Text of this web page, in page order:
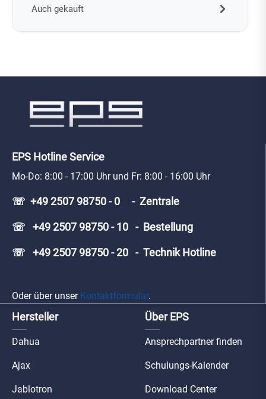
Auch gekauft
EPS Hotline Service
Mo-Do: 8:00 - 17:00 Uhr und Fr: 8:00 - 16:00 Uhr
☏ +49 2507 98750 - 0 - Zentrale
☏ +49 2507 98750 - 10 - Bestellung
☏ +49 2507 98750 - 20 - Technik Hotline
Oder über unser Kontaktformular.
Hersteller
Dahua
Ajax
Jablotron
Über EPS
Ansprechpartner finden
Schulungs-Kalender
Download Center